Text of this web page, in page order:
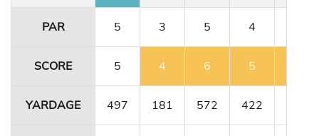
PAR 5 3 5 4
SCORE 5 4 6 5
YARDAGE 497 181 572 422